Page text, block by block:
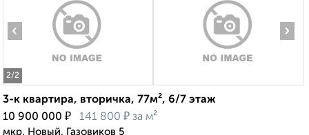
2/2
‹ ›
3-к квартира, вторичка, 77м², 6/7 этаж
10 900 000 ₽ 141 800 ₽ за м²
мкр. Новый, Газовиков 5